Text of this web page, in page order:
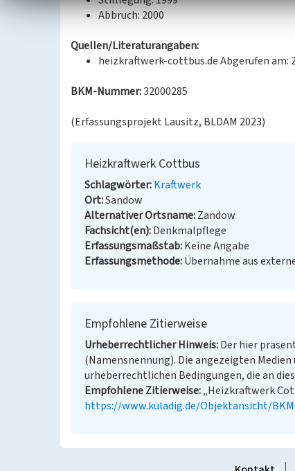
Abbruch: 2000
Quellen/Literaturangaben:
heizkraftwerk-cottbus.de Abgerufen am:
BKM-Nummer:32000285
(Erfassungsprojekt Lausitz, BLDAM 2023)
Heizkraftwerk Cottbus
Schlagwörter Kraftwerk
Ort Sandow
Alternativer Ortsname Zandow
Fachsicht(en) Denkmalpflege
Erfassungsmaßstab Keine Angabe
Erfassungsmethode Übernahme aus
Empfohlene Zitierweise
Urheberrechtlicher Hinweis Der hier
(Namensnennung). Die angezeigten
urheberrechtlichen Bedingungen, die an
Empfohlene Zitierweise „Heizkraftwerk
https://www.kuladig.de/Objektansicht/